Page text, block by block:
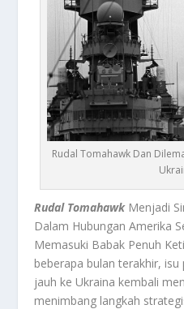
Rudal Tomahawk Dan
Rudal TomahawkMenjadi
Dalam Hubungan Amerika
Memasuki Babak Penuh
beberapa bulan terakhir,
jauh ke Ukraina kembali
menimbang langkah